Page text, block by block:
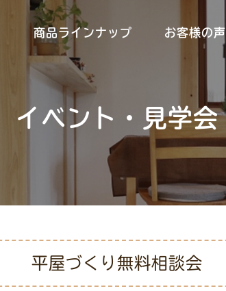
商品ラインナップ お客様の声
イベント・見学会
平屋づくり無料相談会